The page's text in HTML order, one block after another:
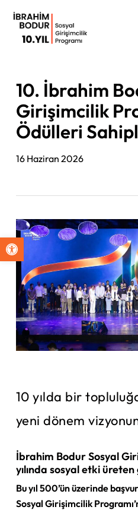
Open toolbar
10. İbrahim
Girişimcilik
Ödülleri
16 Haziran 2026
10 yılda bir
yeni dönem
İbrahim Bodur Sosyal
yılında sosyal etki
Bu yıl 500’ün üzerinde
Sosyal Girişimcilik